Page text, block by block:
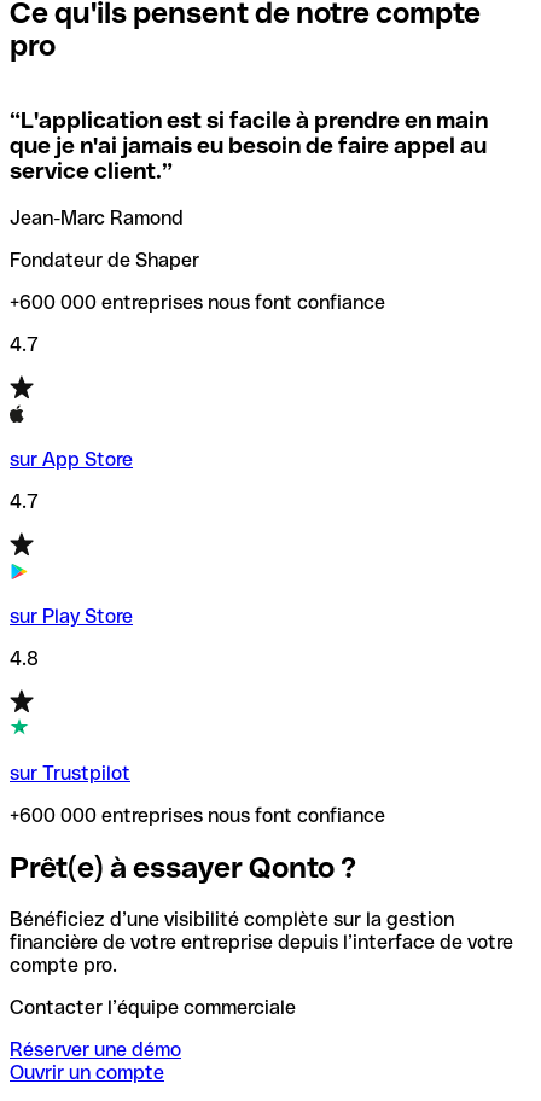
signifie que vous avez le code de l'une des succursales
locales.
Si vous n'êtes pas sûr du code SWIFT que vous devriez
utiliser, nous avons développé un outil de recherche de
codes SWIFT par nom de banque.
vérification/recherche de codes SWIFT. Ainsi, vous pouvez
trouver et vérifier vos codes SWIFT avant de réaliser vos
transferts d’argent.
Ce qu'ils pensent de notre compte
pro
“L'application est si facile à prendre en main
que je n'ai jamais eu besoin de faire appel au
service client.”
Jean-Marc Ramond
Fondateur de Shaper
+600 000 entreprises nous font confiance
4.7
sur App Store
4.7
sur Play Store
4.8
sur Trustpilot
+600 000 entreprises nous font confiance
Prêt(e) à essayer Qonto ?
Bénéficiez d’une visibilité complète sur la gestion
financière de votre entreprise depuis l’interface de votre
compte pro.
Contacter l’équipe commerciale
Réserver une démo
Ouvrir un compte